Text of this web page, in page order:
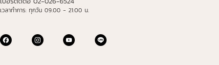
เวลาทำการ: ทุกวัน 09.00 - 21:00 น.